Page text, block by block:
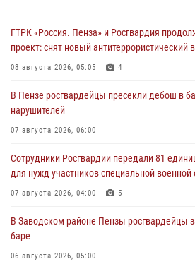
ГТРК «Россия. Пенза» и Росгвардия
проект: снят новый антитеррористический
08 августа 2026, 05:05 4
В Пензе росгвардейцы пресекли дебош в
нарушителей
07 августа 2026, 06:00
Сотрудники Росгвардии передали 81
для нужд участников специальной военной
07 августа 2026, 04:00 5
В Заводском районе Пензы росгвардейцы
баре
06 августа 2026, 05:00